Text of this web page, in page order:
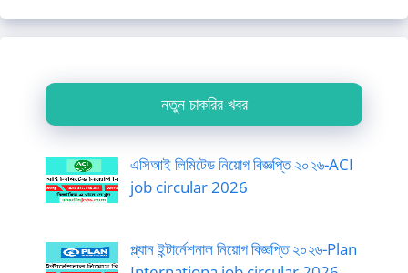
নতুন চাকরির খবর
এসিআই লিমিটেড নিয়োগ বিজ্ঞপ্তি ২০২৬-ACI
job circular 2026
প্ল্যান ইন্টার্নেশনাল নিয়োগ বিজ্ঞপ্তি ২০২৬-Plan